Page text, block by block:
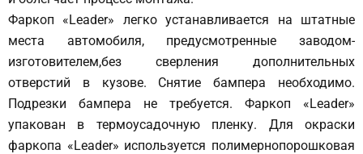
Фаркоп «Leader» легко устанавливается на штатные
места автомобиля, предусмотренные заводом-
изготовителем,без сверления дополнительных
отверстий в кузове. Снятие бампера необходимо.
Подрезки бампера не требуется. Фаркоп «Leader»
упакован в термоусадочную пленку. Для окраски
фаркопа «Leader» используется полимернопорошковая